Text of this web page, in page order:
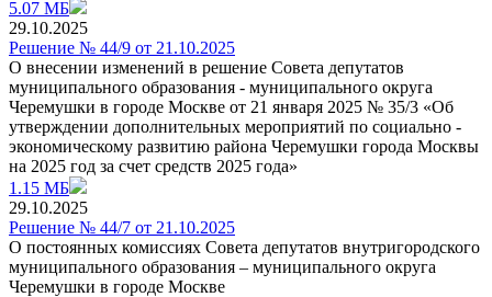
5.07 МБ
29.10.2025
Решение № 44/9 от 21.10.2025
О внесении изменений в решение Совета депутатов
муниципального образования - муниципального округа
Черемушки в городе Москве от 21 января 2025 № 35/3 «Об
утверждении дополнительных мероприятий по социально -
экономическому развитию района Черемушки города Москвы
на 2025 год за счет средств 2025 года»
1.15 МБ
29.10.2025
Решение № 44/7 от 21.10.2025
О постоянных комиссиях Совета депутатов внутригородского
муниципального образования – муниципального округа
Черемушки в городе Москве